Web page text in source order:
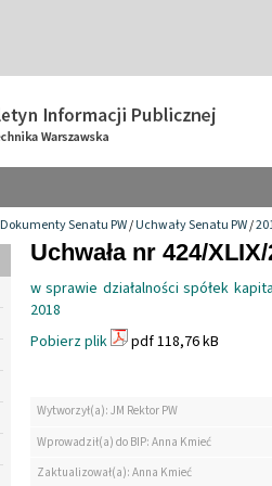
Dokumenty Senatu PW/Uchwały Senatu PW/
Uchwała nr 424/
w sprawie działalności spółek
2018
Pobierz plik
pdf 118,76 kB
Wytworzył(a): JM Rektor PW
Wprowadził(a) do BIP: Anna Kmieć
Zaktualizował(a): Anna Kmieć